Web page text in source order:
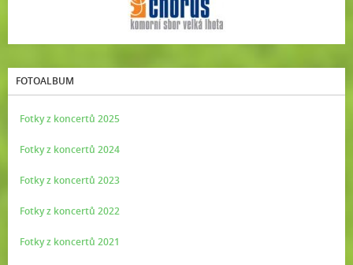
FOTOALBUM
Fotky z koncertů 2025
Fotky z koncertů 2024
Fotky z koncertů 2023
Fotky z koncertů 2022
Fotky z koncertů 2021